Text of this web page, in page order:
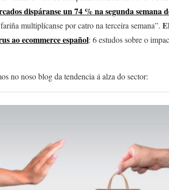
dispáranse un 74 % na segunda semana
multiplícanse por catro na terceira semana”.
ao ecommerce español: 6 estudos sobre o
no noso blog da tendencia á alza do sector: